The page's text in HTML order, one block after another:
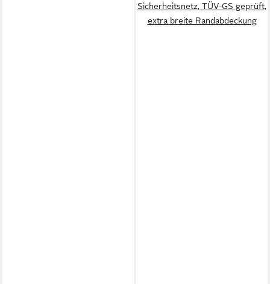
Sicherheitsnetz, TÜV-GS geprüft,
extra breite Randabdeckung